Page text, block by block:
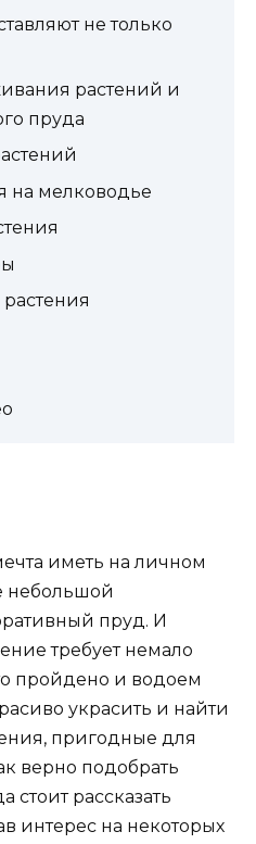
не только
растений и
пруда
на мелководье
иметь на личном
небольшой
пруд. И
требует немало
пройдено и водоем
украсить и найти
пригодные для
верно подобрать
стоит рассказать
интерес на некоторых